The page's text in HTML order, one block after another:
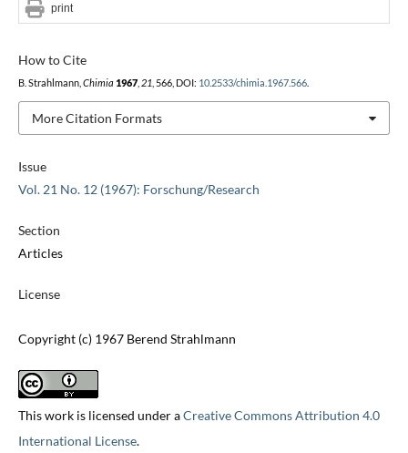
Issue
Vol. 21 No. 12 (1967): Forschung/Research
Section
Articles
License
Copyright (c) 1967 Berend Strahlmann
This work is licensed under aCreative Commons Attribution 4.0
International License.
How to Cite
B. Strahlmann, Chimia 1967, 21 , 566, DOI: 10.2533/chimia.1967.566.
More Citation Formats
print